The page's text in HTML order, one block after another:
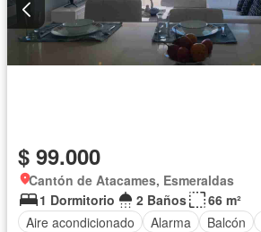
$ 99.000
Cantón de Atacames, Esmeraldas
1 Dormitorio
2 Baños
66 m²
Aire acondicionado
Alarma Balcón